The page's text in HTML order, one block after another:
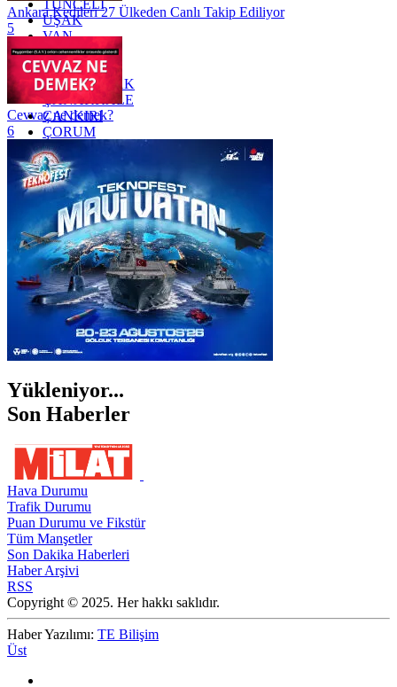
TUNCELİ
UŞAK
VAN
YALOVA
YOZGAT
ZONGULDAK
ÇANAKKALE
ÇANKIRI
ÇORUM
İSTANBUL
İZMİR
ŞANLIURFA
ŞIRNAK
Ankara Kedileri 27 Ülkeden Canlı Takip Ediliyor
5
Cevvaz ne demek?
6
Yükleniyor...
Son Haberler
Hava Durumu
Trafik Durumu
Puan Durumu ve Fikstür
Tüm Manşetler
Son Dakika Haberleri
Haber Arşivi
RSS
Copyright © 2025. Her hakkı saklıdır.
Haber Yazılımı: TE Bilişim
Üst